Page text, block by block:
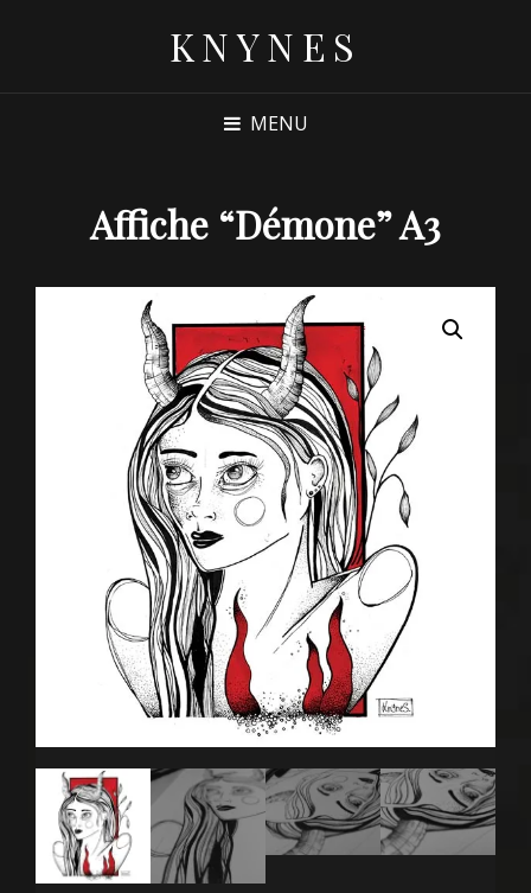
KNYNES
MENU
Affiche “Démone” A3